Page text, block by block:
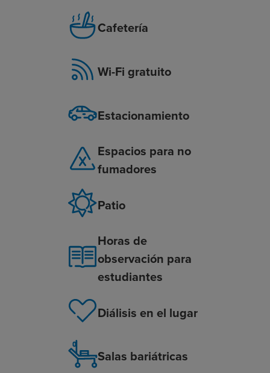
Cafetería
Wi-Fi gratuito
Estacionamiento
Espacios para no
fumadores
Patio
Horas de
observación para
estudiantes
Diálisis en el lugar
Salas bariátricas